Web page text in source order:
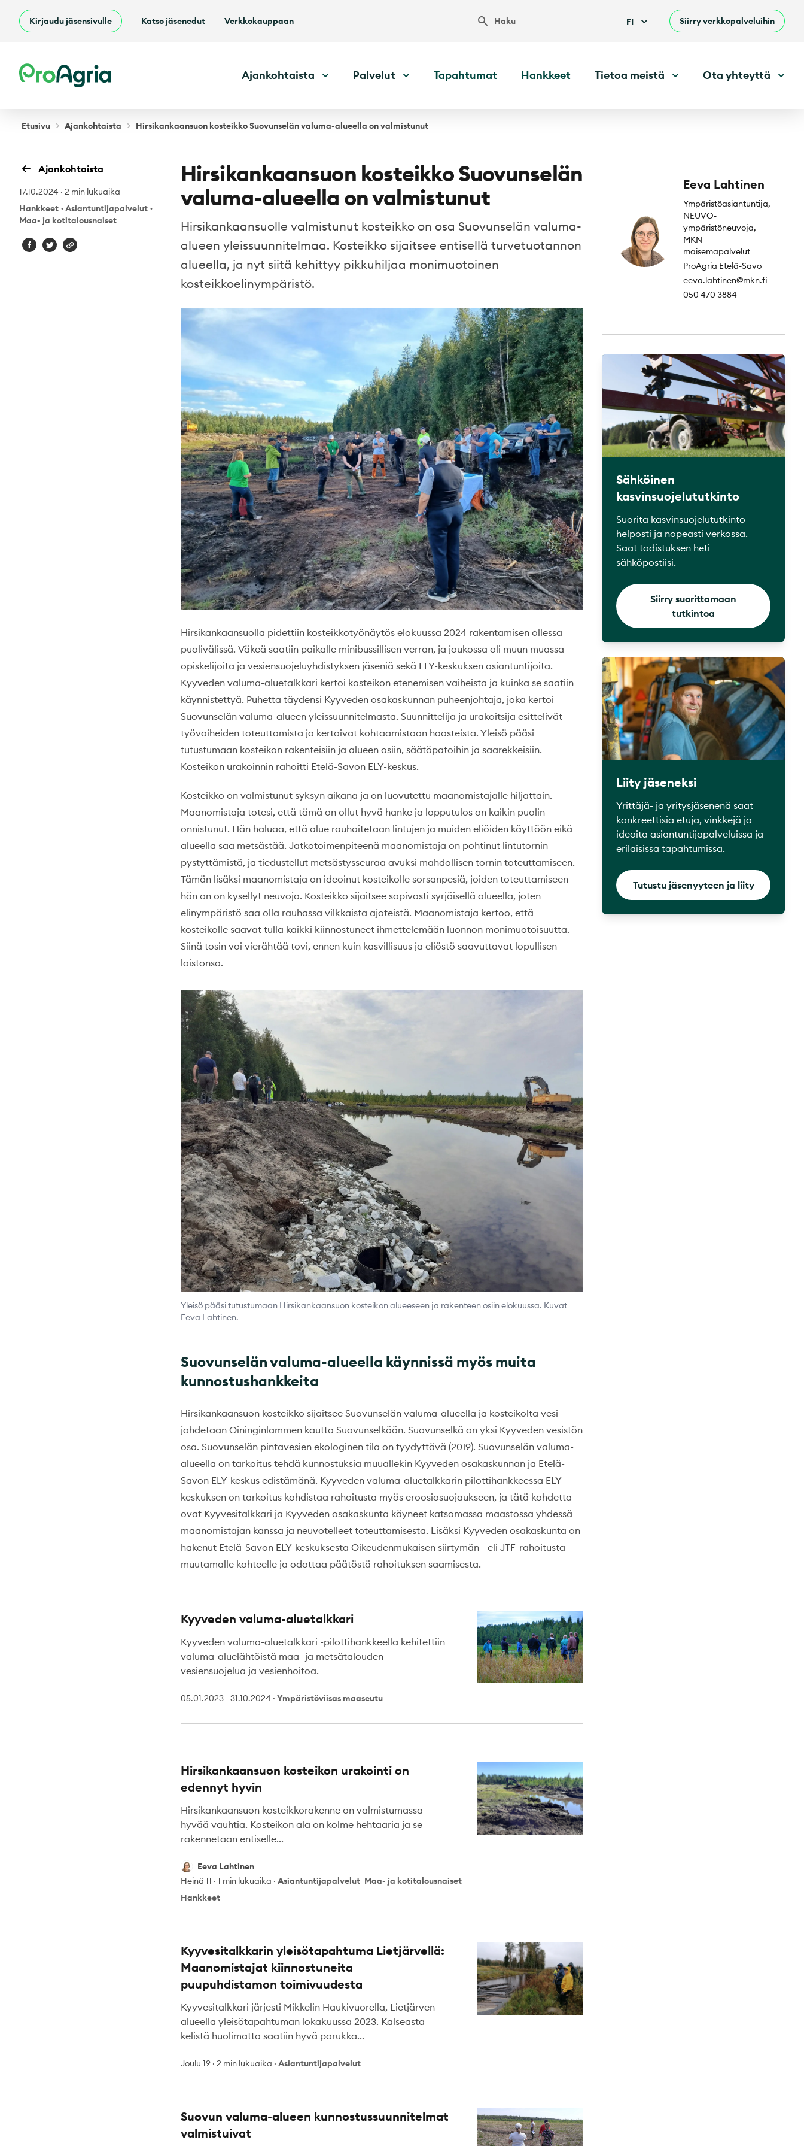
Kirjaudu jäsensivulle Katso jäsenedut Verkkokauppaan Haku FI Siirry verkkopalveluihin
ProAgria Ajankohtaista Palvelut Tapahtumat Hankkeet Tietoa meistä Ota yhteyttä
Etusivu Ajankohtaista Hirsikankaansuon kosteikko Suovunselän valuma-alueella on valmistunut
Ajankohtaista
17.10.2024 · 2 min lukuaika
Hankkeet ·Asiantuntijapalvelut ·
Maa- ja kotitalousnaiset
Hirsikankaansuon kosteikko Suovunselän
valuma-alueella on valmistunut
Hirsikankaansuolle valmistunut kosteikko on osa Suovunselän valuma-
alueen yleissuunnitelmaa. Kosteikko sijaitsee entisellä turvetuotannon
alueella, ja nyt siitä kehittyy pikkuhiljaa monimuotoinen
kosteikkoelinympäristö.
Hirsikankaansuolla pidettiin kosteikkotyönäytös elokuussa 2024 rakentamisen ollessa
puolivälissä. Väkeä saatiin paikalle minibussillisen verran, ja joukossa oli muun muassa
opiskelijoita ja vesiensuojeluyhdistyksen jäseniä sekä ELY-keskuksen asiantuntijoita.
Kyyveden valuma-aluetalkkari kertoi kosteikon etenemisen vaiheista ja kuinka se saatiin
käynnistettyä. Puhetta täydensi Kyyveden osakaskunnan puheenjohtaja, joka kertoi
Suovunselän valuma-alueen yleissuunnitelmasta. Suunnittelija ja urakoitsija esittelivät
työvaiheiden toteuttamista ja kertoivat kohtaamistaan haasteista. Yleisö pääsi
tutustumaan kosteikon rakenteisiin ja alueen osiin, säätöpatoihin ja saarekkeisiin.
Kosteikon urakoinnin rahoitti Etelä-Savon ELY-keskus.
Kosteikko on valmistunut syksyn aikana ja on luovutettu maanomistajalle hiljattain.
Maanomistaja totesi, että tämä on ollut hyvä hanke ja lopputulos on kaikin puolin
onnistunut. Hän haluaa, että alue rauhoitetaan lintujen ja muiden eliöiden käyttöön eikä
alueella saa metsästää. Jatkotoimenpiteenä maanomistaja on pohtinut lintutornin
pystyttämistä, ja tiedustellut metsästysseuraa avuksi mahdollisen tornin toteuttamiseen.
Tämän lisäksi maanomistaja on ideoinut kosteikolle sorsanpesiä, joiden toteuttamiseen
hän on on kysellyt neuvoja. Kosteikko sijaitsee sopivasti syrjäisellä alueella, joten
elinympäristö saa olla rauhassa vilkkaista ajoteistä. Maanomistaja kertoo, että
kosteikolle saavat tulla kaikki kiinnostuneet ihmettelemään luonnon monimuotoisuutta.
Siinä tosin voi vierähtää tovi, ennen kuin kasvillisuus ja eliöstö saavuttavat lopullisen
loistonsa.
Yleisö pääsi tutustumaan Hirsikankaansuon kosteikon alueeseen ja rakenteen osiin elokuussa. Kuvat
Eeva Lahtinen.
Suovunselän valuma-alueella käynnissä myös muita
kunnostushankkeita
Hirsikankaansuon kosteikko sijaitsee Suovunselän valuma-alueella ja kosteikolta vesi
johdetaan Oininginlammen kautta Suovunselkään. Suovunselkä on yksi Kyyveden vesistön
osa. Suovunselän pintavesien ekologinen tila on tyydyttävä (2019). Suovunselän valuma-
alueella on tarkoitus tehdä kunnostuksia muuallekin Kyyveden osakaskunnan ja Etelä-
Savon ELY-keskus edistämänä. Kyyveden valuma-aluetalkkarin pilottihankkeessa ELY-
keskuksen on tarkoitus kohdistaa rahoitusta myös eroosiosuojaukseen, ja tätä kohdetta
ovat Kyyvesitalkkari ja Kyyveden osakaskunta käyneet katsomassa maastossa yhdessä
maanomistajan kanssa ja neuvotelleet toteuttamisesta. Lisäksi Kyyveden osakaskunta on
hakenut Etelä-Savon ELY-keskuksesta Oikeudenmukaisen siirtymän - eli JTF-rahoitusta
muutamalle kohteelle ja odottaa päätöstä rahoituksen saamisesta.
Kyyveden valuma-aluetalkkari
Kyyveden valuma-aluetalkkari -pilottihankkeella kehitettiin
valuma-aluelähtöistä maa- ja metsätalouden
vesiensuojelua ja vesienhoitoa.
05.01.2023 - 31.10.2024 · Ympäristöviisas maaseutu
Hirsikankaansuon kosteikon urakointi on
edennyt hyvin
Hirsikankaansuon kosteikkorakenne on valmistumassa
hyvää vauhtia. Kosteikon ala on kolme hehtaaria ja se
rakennetaan entiselle...
Eeva Lahtinen
Eeva Lahtinen
Heinä 11 · 1 min lukuaika · Asiantuntijapalvelut Maa- ja kotitalousnaiset
Hankkeet
Kyyvesitalkkarin yleisötapahtuma Lietjärvellä:
Maanomistajat kiinnostuneita
puupuhdistamon toimivuudesta
Kyyvesitalkkari järjesti Mikkelin Haukivuorella, Lietjärven
alueella yleisötapahtuman lokakuussa 2023. Kalseasta
kelistä huolimatta saatiin hyvä porukka...
Joulu 19 · 2 min lukuaika · Asiantuntijapalvelut
Suovun valuma-alueen kunnostussuunnitelmat
valmistuivat
Eeva Lahtinen
Ympäristöasiantuntija,
NEUVO-
ympäristöneuvoja,
MKN
maisemapalvelut
ProAgria Etelä-Savo
eeva.lahtinen@mkn.fi
050 470 3884
Sähköinen
kasvinsuojelututkinto
Suorita kasvinsuojelututkinto
helposti ja nopeasti verkossa.
Saat todistuksen heti
sähköpostiisi.
Siirry suorittamaan
tutkintoa
Liity jäseneksi
Yrittäjä- ja yritysjäsenenä saat
konkreettisia etuja, vinkkejä ja
ideoita asiantuntijapalveluissa ja
erilaisissa tapahtumissa.
Tutustu jäsenyyteen ja liity